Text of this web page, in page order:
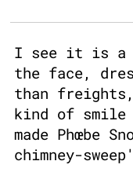
I see it is a
the face,
than
kind of
made Phœbe
chimney-